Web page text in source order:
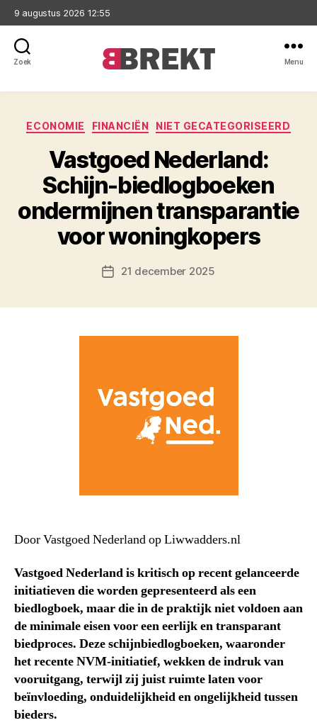
9 augustus 2026 12:55
Zoek Menu
Categorieën
ECONOMIE FINANCIËN NIET GECATEGORISEERD
Vastgoed Nederland:
Schijn-biedlogboeken
ondermijnen transparantie
voor woningkopers
Berichtdatum
21 december 2025
Door Vastgoed Nederland op Liwwadders.nl
Vastgoed Nederland is kritisch op recent gelanceerde
initiatieven die worden gepresenteerd als een
biedlogboek, maar die in de praktijk niet voldoen aan
de minimale eisen voor een eerlijk en transparant
biedproces. Deze schijnbiedlogboeken, waaronder
het recente NVM-initiatief, wekken de indruk van
vooruitgang, terwijl zij juist ruimte laten voor
beïnvloeding, onduidelijkheid en ongelijkheid tussen
bieders.